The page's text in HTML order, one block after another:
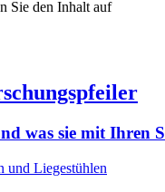
Sie den Inhalt auf
was sie mit Ihren